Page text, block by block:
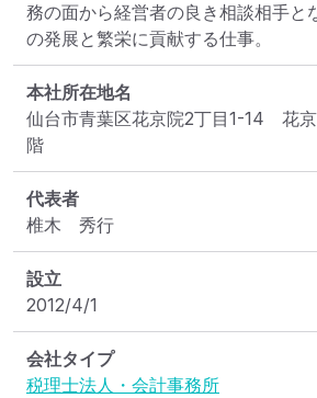
務の面から経営者の良き相談相手と
の発展と繁栄に貢献する仕事。
本社所在地名
仙台市青葉区花京院2丁目1-14　花
階
代表者
椎木　秀行
設立
2012/4/1
会社タイプ
税理士法人・会計事務所